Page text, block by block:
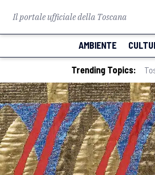
Il portale ufficiale della Toscana
AMBIENTE
Trending Topics: